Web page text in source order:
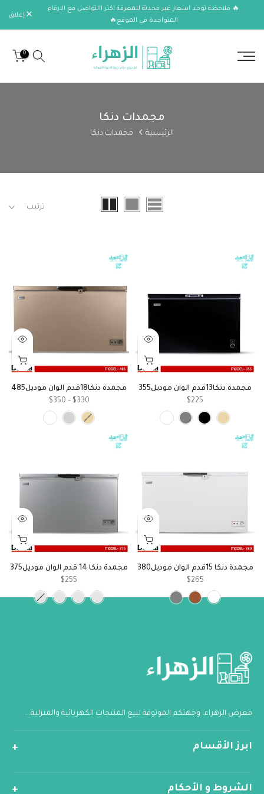
الانتقال🔥 ملاحظة توجد اسعار غير محدثة للمعرفة اكثر االتواصل مع الارقام
المتواجدة في الموقع🔥
إغلاق
0
مجمدات دنكا
الرئيسية مجمدات دنكا
ترتيب
مجمدة دنكا13قدم الوان موديل355
$225
مجمدة دنكا18قدم الوان موديل485
$330 – $350
مجمدة دنكا 15قدم الوان موديل380
$265
مجمدة دنكا 14 قدم الوان موديل375
$255
معرض الزهراء، وجهتكم الموثوقة لبيع المنتجات الكهربائية والمنزلية...
ابرز الأقسام
الشروط و الأحكام